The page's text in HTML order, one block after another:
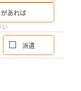
あれば
い
派遣